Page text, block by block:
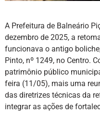
A Prefeitura de Balneário
dezembro de 2025, a
funcionava o antigo
Pinto, nº 1249, no Centro.
patrimônio público
feira (11/05), mais uma
das diretrizes técnicas da
integrar as ações de